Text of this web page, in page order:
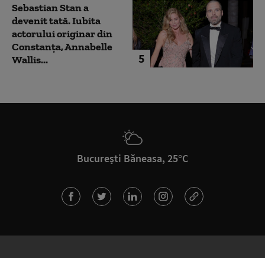
5
Sebastian Stan a
devenit tată. Iubita
actorului originar din
Constanța, Annabelle
Wallis...
București Băneasa, 25°C